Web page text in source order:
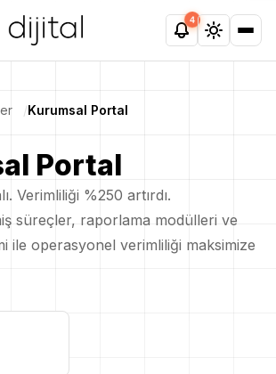
4
Kurumsal Portal
Portal
Verimliliği %250 artırdı.
süreçler, raporlama modülleri ve
ile operasyonel verimliliği maksimize